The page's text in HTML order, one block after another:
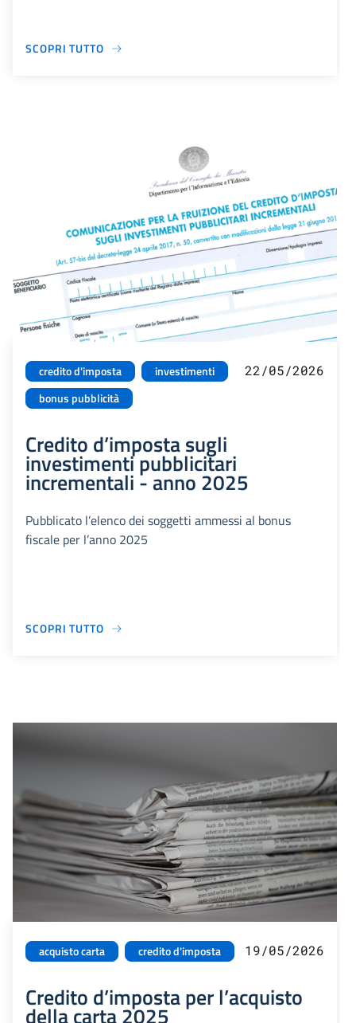
SCOPRI TUTTO
credito d'imposta
investimenti
bonus pubblicità
22/05/2026
Credito d’imposta sugli
investimenti pubblicitari
incrementali - anno 2025
Pubblicato l’elenco dei soggetti ammessi al bonus
fiscale per l’anno 2025
SCOPRI TUTTO
acquisto carta credito d'imposta 19/05/2026
Credito d’imposta per l’acquisto
della carta 2025